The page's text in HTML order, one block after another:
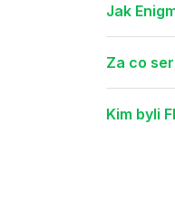
Jak
Za co
Kim byli